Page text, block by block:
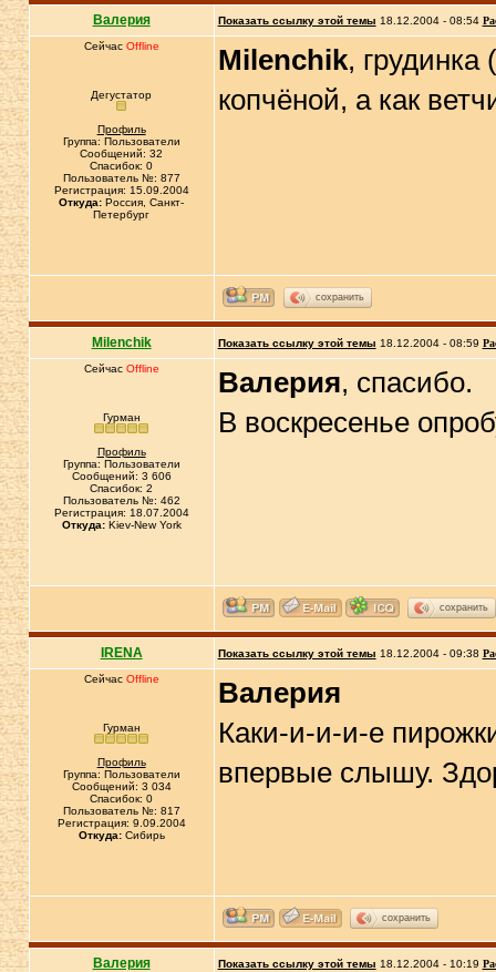
Валерия Показать ссылку этой темы 18.12.2004 - 08:54
Сейчас Offline
Дегустатор
Профиль
Группа: Пользователи
Сообщений: 32
Спасибок: 0
Пользователь №: 877
Регистрация: 15.09.2004
Откуда: Россия, Санкт-
Петербург
Milenchik,
копчёной, а как
сохранить
Milenchik Показать ссылку этой темы 18.12.2004 - 08:59
Сейчас Offline
Гурман
Профиль
Группа: Пользователи
Сообщений: 3 606
Спасибок: 2
Пользователь №: 462
Регистрация: 18.07.2004
Откуда:Kiev-New York
Валерия, спасибо.
В воскресенье
сохранить
IRENA Показать ссылку этой темы 18.12.2004 - 09:38
Сейчас Offline
Гурман
Профиль
Группа: Пользователи
Сообщений: 3 034
Спасибок: 0
Пользователь №: 817
Регистрация: 9.09.2004
Откуда:Сибирь
Валерия
Каки-и-и-и-е
впервые слышу.
сохранить
Валерия Показать ссылку этой темы 18.12.2004 - 10:19